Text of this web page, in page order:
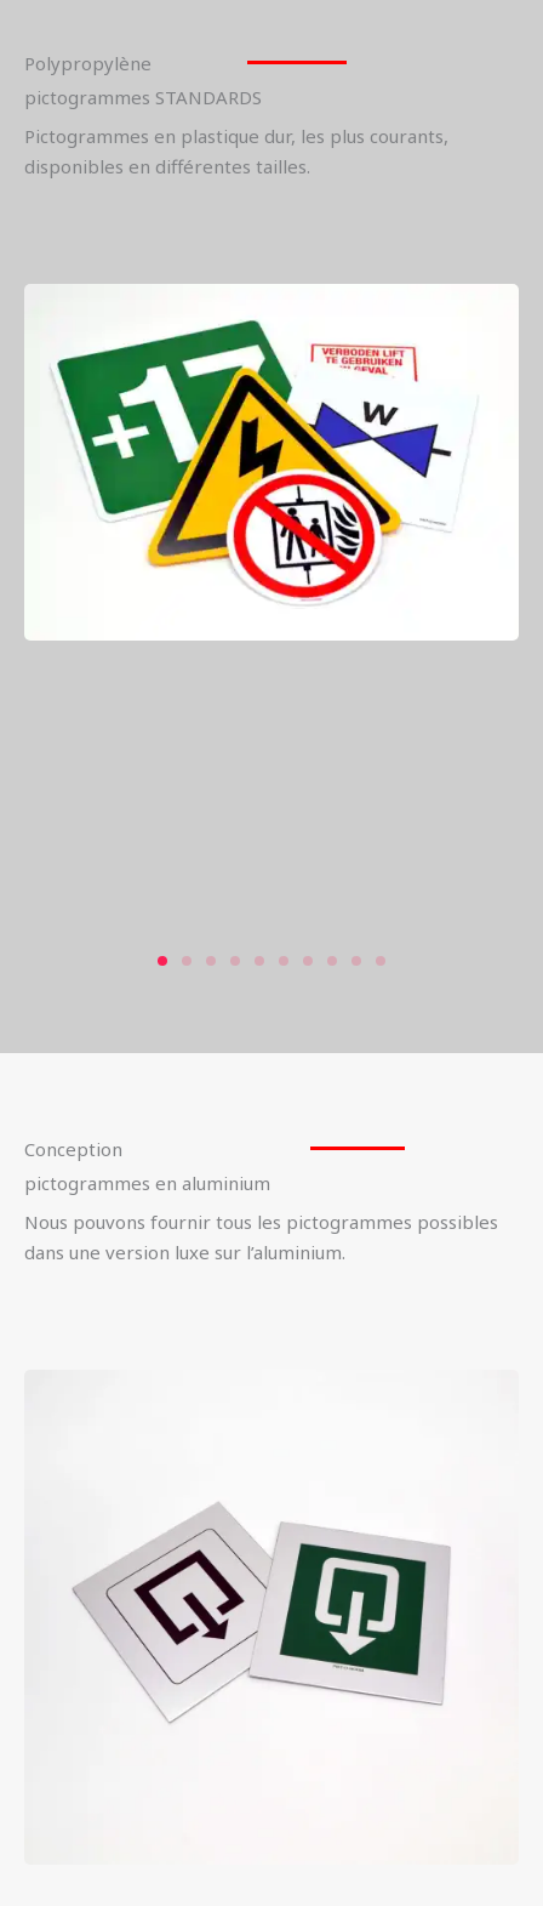
Polypropylène
pictogrammes STANDARDS
Pictogrammes en plastique dur, les plus courants,
disponibles en différentes tailles.
Conception
pictogrammes en aluminium
Nous pouvons fournir tous les pictogrammes possibles
dans une version luxe sur l’aluminium.